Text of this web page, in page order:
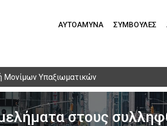
ΑΥΤΟΆΜΥΝΑ
ΣΥΜΒΟΥΛΈΣ
Μονίμων Υπαξιωματικών
στους